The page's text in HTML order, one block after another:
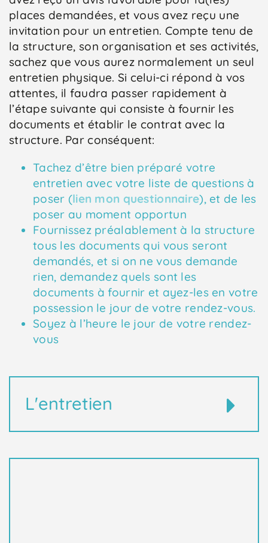
places demandées, et vous avez reçu une
invitation pour un entretien. Compte tenu de
la structure, son organisation et ses activités,
sachez que vous aurez normalement un seul
entretien physique. Si celui-ci répond à vos
attentes, il faudra passer rapidement à
l’étape suivante qui consiste à fournir les
documents et établir le contrat avec la
structure. Par conséquent:
Tachez d’être bien préparé votre
entretien avec votre liste de questions à
poser (lien mon questionnaire), et de les
poser au moment opportun
Fournissez préalablement à la structure
tous les documents qui vous seront
demandés, et si on ne vous demande
rien, demandez quels sont les
documents à fournir et ayez-les en votre
possession le jour de votre rendez-vous.
Soyez à l’heure le jour de votre rendez-
vous
L'entretien